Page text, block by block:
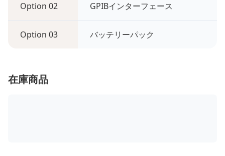
Option 02 GPIBインターフェース
Option 03 バッテリーパック
在庫商品